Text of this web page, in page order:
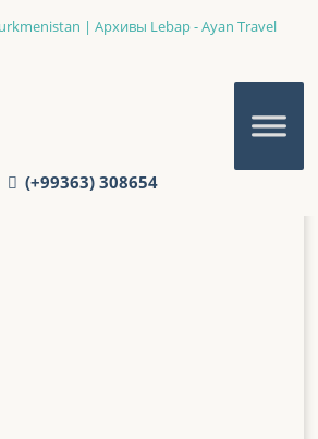
(+99363) 308654